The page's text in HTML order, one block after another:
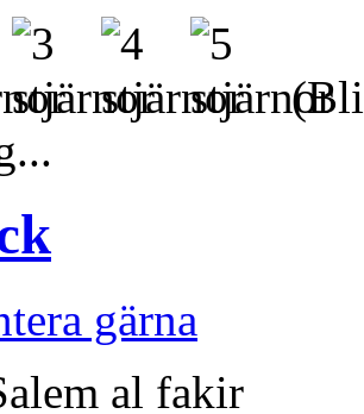
(Bli
gärna
al fakir